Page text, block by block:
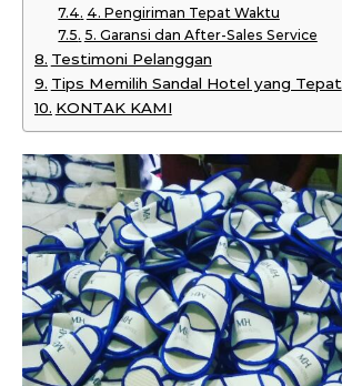
4. Pengiriman Tepat Waktu
5. Garansi dan After-Sales Service
Testimoni Pelanggan
Tips Memilih Sandal Hotel yang Tepat
KONTAK KAMI